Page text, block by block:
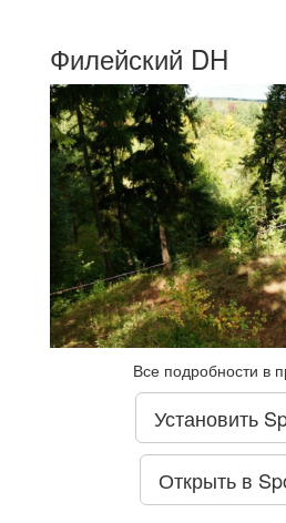
Филейский DH
Все подробности в
Установить
Открыть в